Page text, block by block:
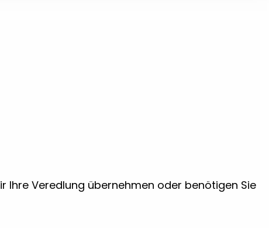
Ihre Veredlung übernehmen oder benötigen Sie